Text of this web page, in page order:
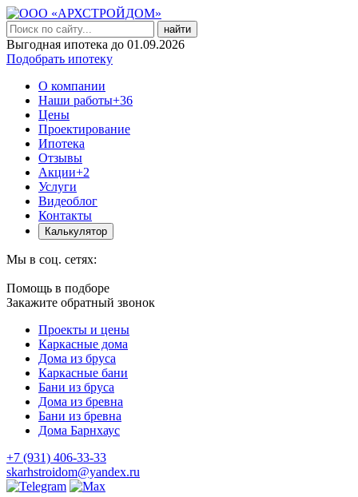
найти
Выгодная ипотека до 01.09.2026
Подобрать ипотеку
О компании
Наши работы+36
Цены
Проектирование
Ипотека
Отзывы
Акции+2
Услуги
Видеоблог
Контакты
Калькулятор
Мы в соц. сетях:
Помощь в подборе
Закажите обратный звонок
Проекты и цены
Каркасные дома
Дома из бруса
Каркасные бани
Бани из бруса
Дома из бревна
Бани из бревна
Дома Барнхаус
+7 (931) 406-33-33
skarhstroidom@yandex.ru